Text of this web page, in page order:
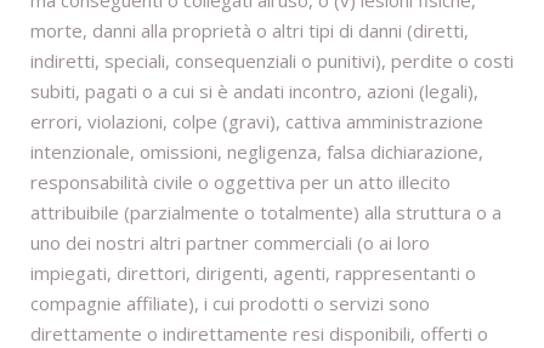
morte, danni alla proprietà o altri tipi di danni (diretti,
indiretti, speciali, consequenziali o punitivi), perdite o costi
subiti, pagati o a cui si è andati incontro, azioni (legali),
errori, violazioni, colpe (gravi), cattiva amministrazione
intenzionale, omissioni, negligenza, falsa dichiarazione,
responsabilità civile o oggettiva per un atto illecito
attribuibile (parzialmente o totalmente) alla struttura o a
uno dei nostri altri partner commerciali (o ai loro
impiegati, direttori, dirigenti, agenti, rappresentanti o
compagnie affiliate), i cui prodotti o servizi sono
direttamente o indirettamente resi disponibili, offerti o